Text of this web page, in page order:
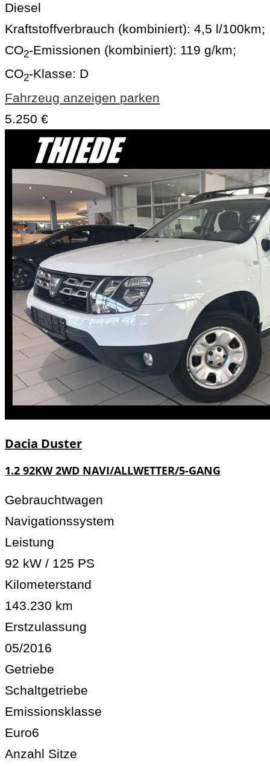
Diesel
Kraftstoffverbrauch (kombiniert): 4,5 l/100km;
CO2-Emissionen (kombiniert): 119 g/km;
CO2-Klasse: D
Fahrzeug anzeigen parken
5.250 €
Dacia Duster
1.2 92KW 2WD NAVI/ALLWETTER/5-GANG
Gebrauchtwagen
Navigationssystem
Leistung
92 kW / 125 PS
Kilometerstand
143.230 km
Erstzulassung
05/2016
Getriebe
Schaltgetriebe
Emissionsklasse
Euro6
Anzahl Sitze